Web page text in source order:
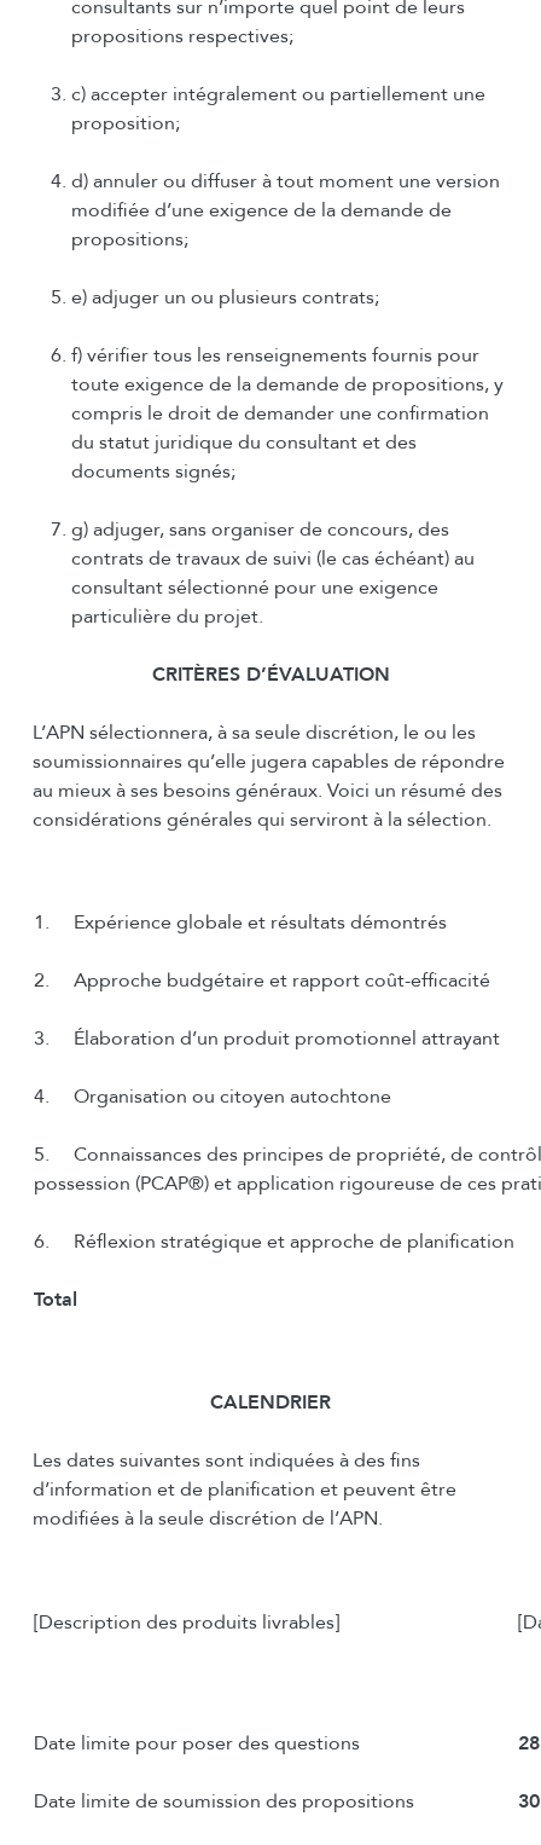
consultants sur n’importe quel point de leurs
propositions respectives;
c) accepter intégralement ou partiellement une
proposition;
d) annuler ou diffuser à tout moment une version
modifiée d’une exigence de la demande de
propositions;
e) adjuger un ou plusieurs contrats;
f) vérifier tous les renseignements fournis pour
toute exigence de la demande de propositions, y
compris le droit de demander une confirmation
du statut juridique du consultant et des
documents signés;
g) adjuger, sans organiser de concours, des
contrats de travaux de suivi (le cas échéant) au
consultant sélectionné pour une exigence
particulière du projet.
CRITÈRES D’ÉVALUATION
L’APN sélectionnera, à sa seule discrétion, le ou les
soumissionnaires qu’elle jugera capables de répondre
au mieux à ses besoins généraux. Voici un résumé des
considérations générales qui serviront à la sélection.
1. Expérience globale et résultats démontrés
2. Approche budgétaire et rapport coût-efficacité
3. Élaboration d’un produit promotionnel attrayant
4. Organisation ou citoyen autochtone
5. Connaissances des principes de propriété, de
possession (PCAP®) et application rigoureuse de ces
6. Réflexion stratégique et approche de planification
Total
CALENDRIER
Les dates suivantes sont indiquées à des fins
d’information et de planification et peuvent être
modifiées à la seule discrétion de l’APN.
[Description des produits livrables]
Date limite pour poser des questions
Date limite de soumission des propositions